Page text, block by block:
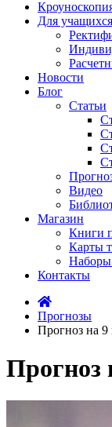
Для учащихся
Новости
Блог
Статьи
Видео
Магазин
Книги
Карты
Контакты
Прогнозы
Прогноз на
Прогноз